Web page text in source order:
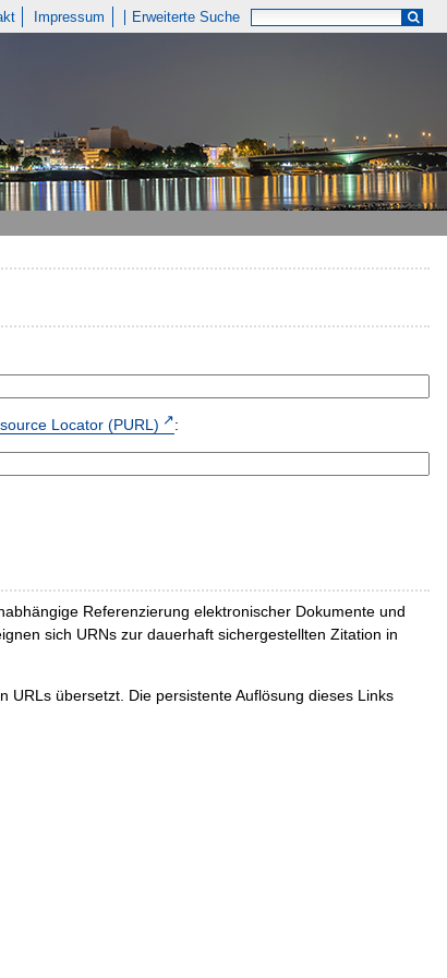
Impressum Erweiterte Suche
Locator (PURL) :
Referenzierung elektronischer Dokumente und
sich URNs zur dauerhaft sichergestellten Zitation in
übersetzt. Die persistente Auflösung dieses Links